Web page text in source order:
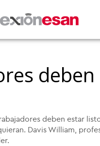
deben estar
Davis William,